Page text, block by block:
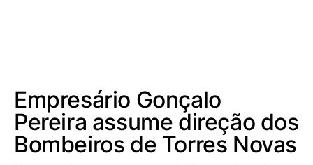
Empresário Gonçalo
Pereira assume direção dos
Bombeiros de Torres Novas